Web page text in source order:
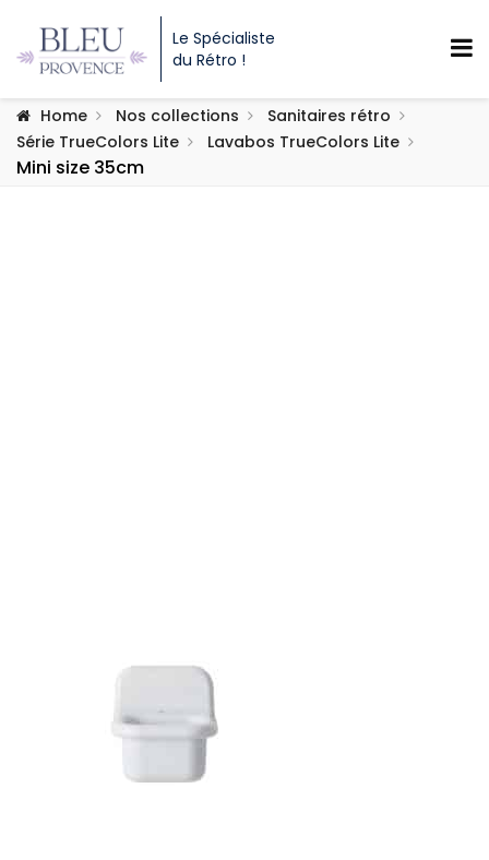
Le Spécialiste
du Rétro !
Home Nos collections
Sanitaires rétro
Série TrueColors Lite
Lavabos TrueColors Lite
Mini size 35cm